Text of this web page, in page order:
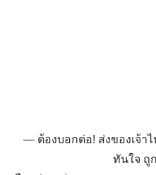
3. สรุปส่งของเจ้าไหนเร็วสุด